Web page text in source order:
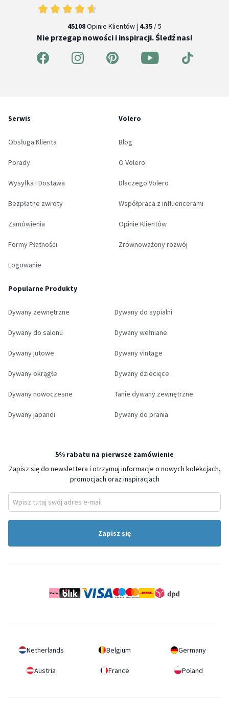
45108Opinie Klientów | 4.35 / 5
Nie przegap nowości i inspiracji. Śledź nas!
Serwis
Obsługa Klienta
Porady
Wysyłka i Dostawa
Bezpłatne zwroty
Zamówienia
Formy Płatności
Logowanie
Volero
Blog
O Volero
Dlaczego Volero
Współpraca z influencerami
Opinie Klientów
Zrównoważony rozwój
Popularne Produkty
Dywany zewnętrzne Dywany do sypialni
Dywany do salonu Dywany wełniane
Dywany jutowe Dywany vintage
Dywany okrągłe Dywany dziecięce
Dywany nowoczesne Tanie dywany zewnętrzne
Dywany japandi Dywany do prania
5% rabatu na pierwsze zamówienie
Zapisz się do newslettera i otrzymuj informacje o nowych kolekcjach,
promocjach oraz inspiracjach
Zapisz się
Netherlands Belgium Germany
Austria France Poland